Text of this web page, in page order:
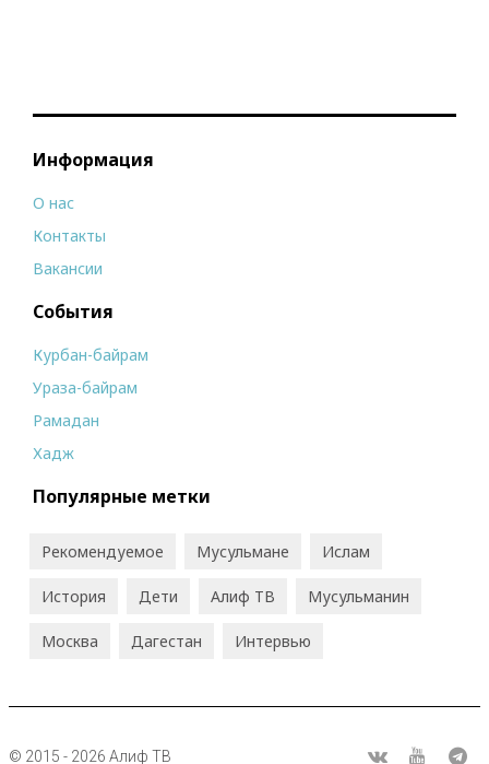
Информация
О нас
Контакты
Вакансии
События
Курбан-байрам
Ураза-байрам
Рамадан
Хадж
Популярные метки
Рекомендуемое Мусульмане Ислам
История Дети Алиф ТВ Мусульманин
Москва Дагестан Интервью
© 2015 - 2026 Алиф ТВ